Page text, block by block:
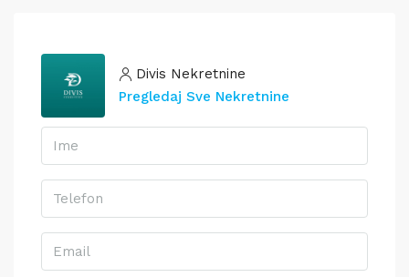
Divis Nekretnine
Pregledaj Sve Nekretnine